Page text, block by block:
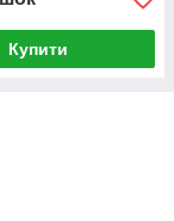
Купити